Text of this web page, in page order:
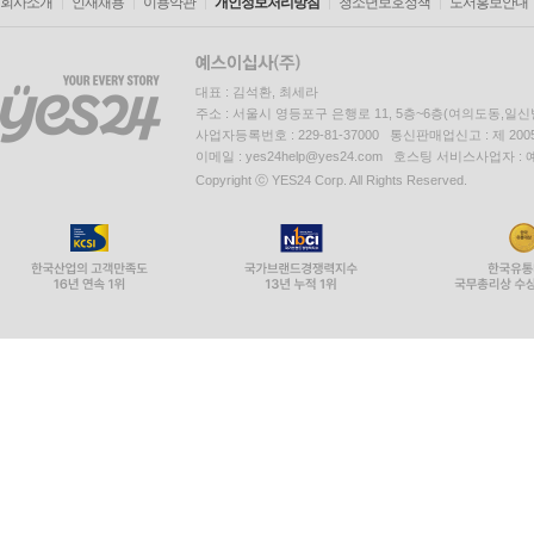
대표 : 김석환, 최세라
주소 : 서울시 영등포구 은행로 11, 5층~6층(여의도동,일신
사업자등록번호 : 229-81-37000 통신판매업신고 : 제
이메일 : yes24help@yes24.com 호스팅 서비스사업자 :
Copyright ⓒ YES24 Corp. All Rights Reserved.